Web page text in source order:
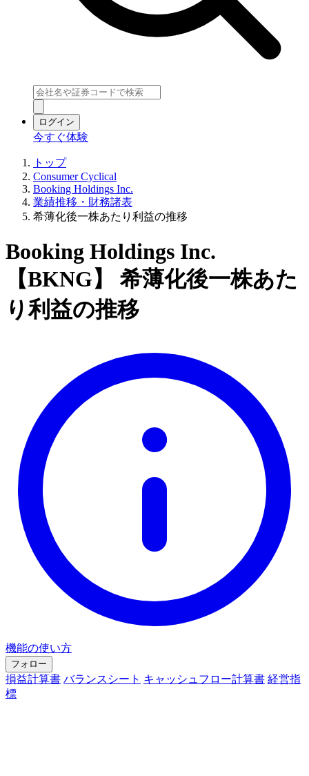
ログイン
今すぐ体験
トップ
Consumer Cyclical
Booking Holdings Inc.
業績推移・財務諸表
希薄化後一株あたり利益の推移
Booking Holdings Inc.
【BKNG】 希薄化後一株あた
り利益の推移
機能の使い方
フォロー
損益計算書 バランスシート キャッシュフロー計算書 経営指
標